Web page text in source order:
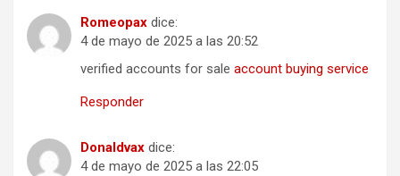
Romeopax dice:
4 de mayo de 2025 a las 20:52
verified accounts for sale account buying service
Responder
Donaldvax dice:
4 de mayo de 2025 a las 22:05